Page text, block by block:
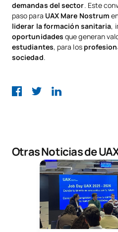
demandas del sector. Este
paso para UAX Mare Nostrum
liderar la formación sanitaria,
oportunidades que generan
estudiantes, para los
sociedad.
Otras Noticias de